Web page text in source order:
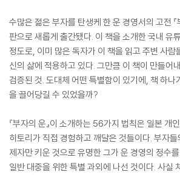
수많은 젊은 부자를 탄생케 한 운 경영서의 고전 『
판으로 새롭게 출간됐다. 이 책을 소개한 국내 유
정도로, 이미 많은 독자가 이 책을 읽고 주변 사람
신의 삶에 적용하고 있다. 그만큼 이 책이 만들어
검증된 것. 도대체 어떤 특별함이 있기에, 책 하나
을 끌어당길 수 있었을까?
『부자의 운』이 소개하는 56가지 법칙은 일본 개
히토리가 직접 경험하고 깨달은 것들이다. 부자들
제자만 키운 것으로 유명한 그가 운 경영의 정수
일반 대중을 위한 특별 과외에 나선 것이다. 사실